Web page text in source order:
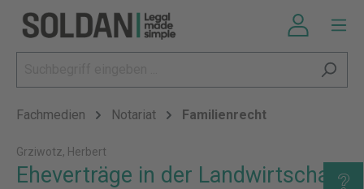
Fachmedien Notariat Familienrecht
Grziwotz, Herbert
Eheverträge in der Landwirtschaft